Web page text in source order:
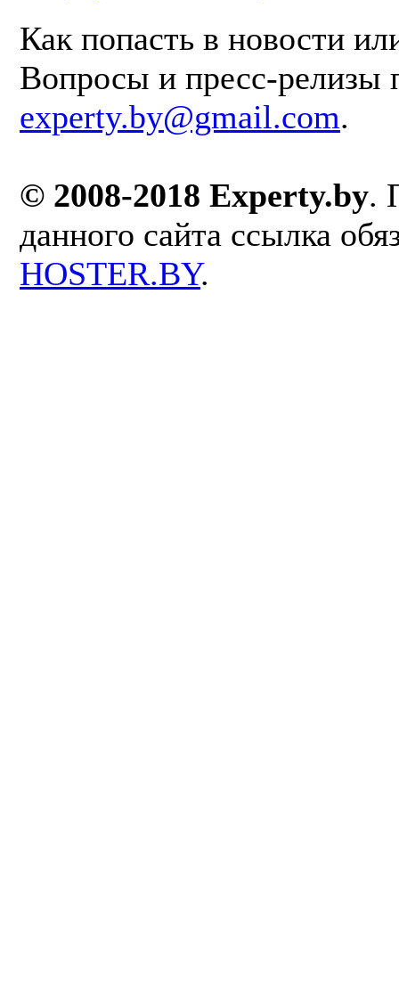
Как попасть в новости
Вопросы и пресс-релизы
experty.by@gmail.com.
© 2008-2018 Experty.by.
данного сайта ссылка
HOSTER.BY.